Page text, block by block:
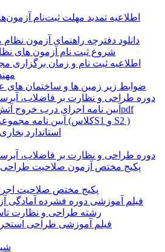
اطلاعیه تمدید مهلت ثبت‌نام
دانلود دفترچه راهنمای آزمون نظام
شروع ثبت نام آزمون های نظام
اطلاعیه ثبت نام و زمان برگزاری
ضوابط زیر زمین ها و ساختمان های
دوره طراحی و نظارت بر فاضلاب،
آیین نامه اجرای درب خروج آتش نشانی و دوربند+فایلpdf
آیین نامه مجموعه پمپ های آتش نشانی (کلاسS1 و S2 )
استاندارد
دوره طراحی و نظارت بر فاضلاب،
پکیج مختص آزمون صلاحیت
پکیج مختص صلاحیت
فیلم آموزشی دوره فشرده آمادگی
رشته طراحی و نظارت
فیلم آموزشی طراحی